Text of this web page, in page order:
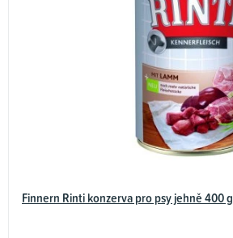
Finnern Rinti konzerva pro psy jehně 400 g